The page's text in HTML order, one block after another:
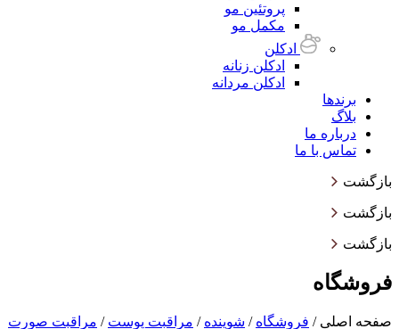
پروتئین مو
مکمل مو
ادکلن
ادکلن زنانه
ادکلن مردانه
برندها
بلاگ
درباره ما
تماس با ما
بازگشت
بازگشت
بازگشت
فروشگاه
صفحه اصلی / فروشگاه / شوینده / مراقبت پوست / مراقبت صورت